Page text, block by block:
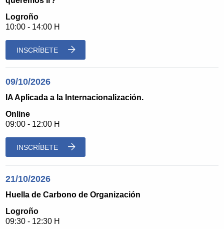
Logroño
10:00 - 14:00 H
INSCRÍBETE
09/10/2026
IA Aplicada a la Internacionalización.
Online
09:00 - 12:00 H
INSCRÍBETE
21/10/2026
Huella de Carbono de Organización
Logroño
09:30 - 12:30 H